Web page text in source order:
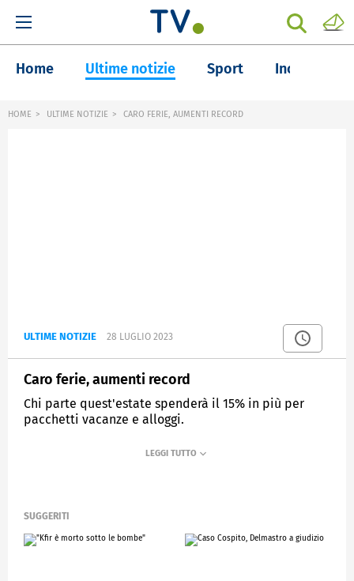
Home Ultime notizie Sport Inchieste
HOME ULTIME NOTIZIE CARO FERIE, AUMENTI RECORD
ULTIME NOTIZIE 28 LUGLIO 2023
Caro ferie, aumenti record
Chi parte quest'estate spenderà il 15% in più per
pacchetti vacanze e alloggi.
STUDIOAPERTO
SUGGERITI